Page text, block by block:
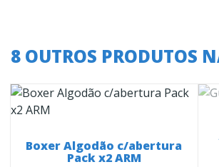
8 OUTROS PRODUTOS
Boxer Algodão c/abertura
Pack x2 ARM